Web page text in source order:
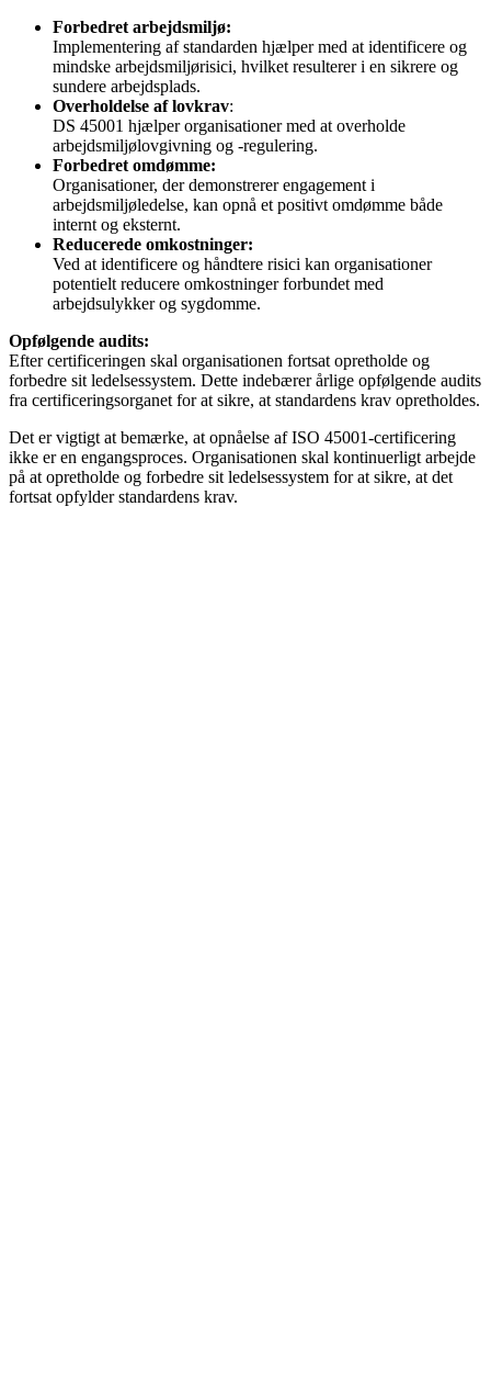
Forbedret arbejdsmiljø:
Implementering af standarden hjælper med at identificere og
mindske arbejdsmiljørisici, hvilket resulterer i en sikrere og
sundere arbejdsplads.
Overholdelse af lovkrav:
DS 45001 hjælper organisationer med at overholde
arbejdsmiljølovgivning og -regulering.
Forbedret omdømme:
Organisationer, der demonstrerer engagement i
arbejdsmiljøledelse, kan opnå et positivt omdømme både
internt og eksternt.
Reducerede omkostninger:
Ved at identificere og håndtere risici kan organisationer
potentielt reducere omkostninger forbundet med
arbejdsulykker og sygdomme.
Opfølgende audits:
Efter certificeringen skal organisationen fortsat opretholde og
forbedre sit ledelsessystem. Dette indebærer årlige opfølgende audits
fra certificeringsorganet for at sikre, at standardens krav opretholdes.
Det er vigtigt at bemærke, at opnåelse af ISO 45001-certificering
ikke er en engangsproces. Organisationen skal kontinuerligt arbejde
på at opretholde og forbedre sit ledelsessystem for at sikre, at det
fortsat opfylder standardens krav.